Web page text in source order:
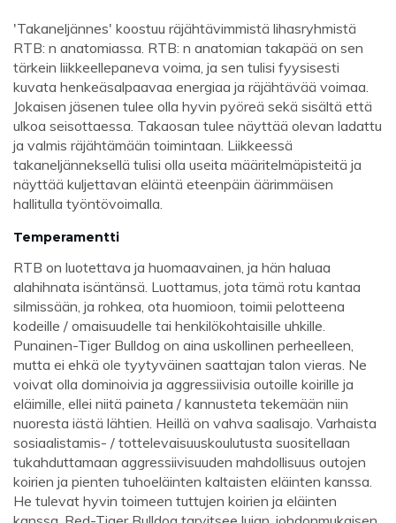
'Takaneljännes' koostuu räjähtävimmistä lihasryhmistä
RTB: n anatomiassa. RTB: n anatomian takapää on sen
tärkein liikkeellepaneva voima, ja sen tulisi fyysisesti
kuvata henkeäsalpaavaa energiaa ja räjähtävää voimaa.
Jokaisen jäsenen tulee olla hyvin pyöreä sekä sisältä että
ulkoa seisottaessa. Takaosan tulee näyttää olevan ladattu
ja valmis räjähtämään toimintaan. Liikkeessä
takaneljänneksellä tulisi olla useita määritelmäpisteitä ja
näyttää kuljettavan eläintä eteenpäin äärimmäisen
hallitulla työntövoimalla.
Temperamentti
RTB on luotettava ja huomaavainen, ja hän haluaa
alahihnata isäntänsä. Luottamus, jota tämä rotu kantaa
silmissään, ja rohkea, ota huomioon, toimii pelotteena
kodeille / omaisuudelle tai henkilökohtaisille uhkille.
Punainen-Tiger Bulldog on aina uskollinen perheelleen,
mutta ei ehkä ole tyytyväinen saattajan talon vieras. Ne
voivat olla dominoivia ja aggressiivisia outoille koirille ja
eläimille, ellei niitä paineta / kannusteta tekemään niin
nuoresta iästä lähtien. Heillä on vahva saalisajo. Varhaista
sosiaalistamis- / tottelevaisuuskoulutusta suositellaan
tukahduttamaan aggressiivisuuden mahdollisuus outojen
koirien ja pienten tuhoeläinten kaltaisten eläinten kanssa.
He tulevat hyvin toimeen tuttujen koirien ja eläinten